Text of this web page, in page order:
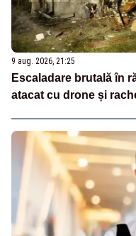
9 aug. 2026, 21:25
Escaladare brutală în
atacat cu drone și